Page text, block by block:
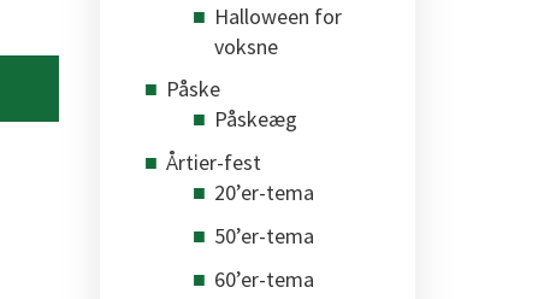
Halloween for
voksne
Påske
Påskeæg
Årtier-fest
20’er-tema
50’er-tema
60’er-tema